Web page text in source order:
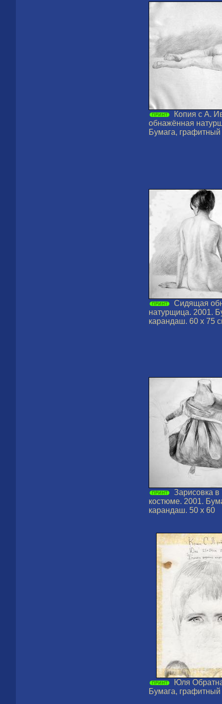
Копия с А.
обнажённая
Бумага, графитный
Сидящая
натурщица. 2001.
карандаш. 60 х 75
Зарисовка в
костюме. 2001.
карандаш. 50 х 60
Юля
Бумага,